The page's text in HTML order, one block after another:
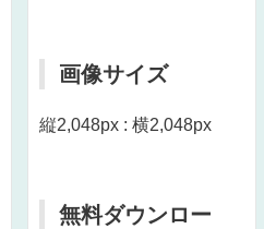
画像サイズ
縦2,048px : 横2,048px
無料ダウンロー